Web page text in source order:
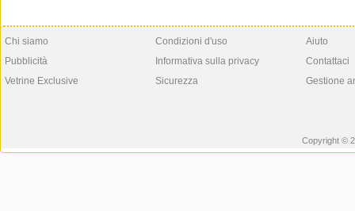
Chi siamo
Pubblicità
Vetrine Exclusive
Condizioni d'uso
Informativa sulla privacy
Sicurezza
Aiuto
Contattaci
Gestione
Copyright ©